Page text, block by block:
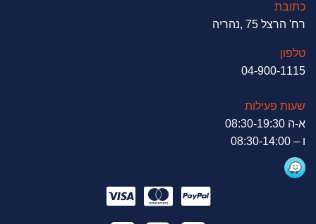
כתובת
רח' הרצל 75 ,נהריה
טלפון
04-900-1115
שעות פעילות
א-ה 08:30-19:30
ו – 08:30-14:00